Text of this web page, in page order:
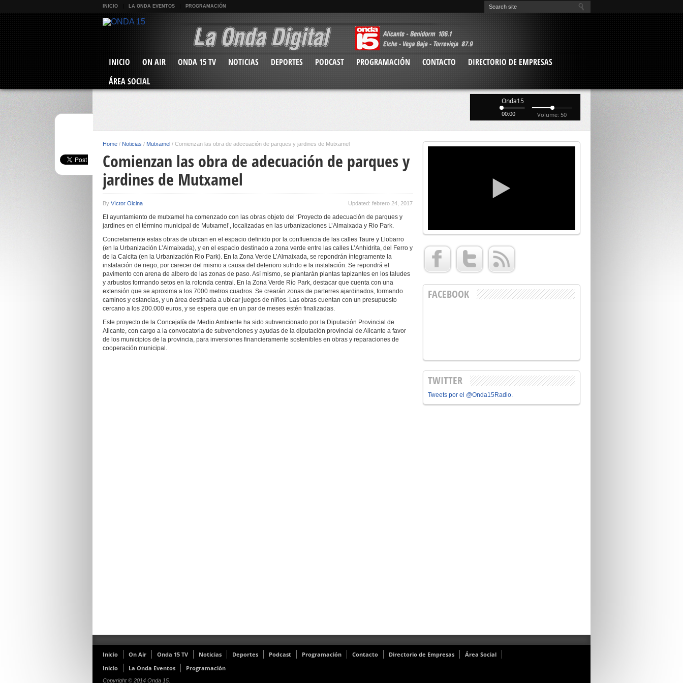
INICIO LA ONDA EVENTOS PROGRAMACIÓN
INICIO ON AIR ONDA 15 TV NOTICIAS DEPORTES PODCAST PROGRAMACIÓN CONTACTO
DIRECTORIO DE EMPRESAS
ÁREA SOCIAL
Onda15
00:00 Volume: 50
Home / Noticias / Mutxamel / Comienzan las obra de adecuación de parques y jardines de Mutxamel
Comienzan las obra de adecuación de parques y
jardines de Mutxamel
By Víctor Olcina Updated: febrero 24, 2017
El ayuntamiento de mutxamel ha comenzado con las obras objeto del ‘Proyecto de adecuación de parques y
jardines en el término municipal de Mutxamel’, localizadas en las urbanizaciones L’Almaixada y Rio Park.
Concretamente estas obras de ubican en el espacio definido por la confluencia de las calles Taure y Llobarro
(en la Urbanización L’Almaixada), y en el espacio destinado a zona verde entre las calles L’Anhidrita, del Ferro y
de la Calcita (en la Urbanización Rio Park). En la Zona Verde L’Almaixada, se repondrán íntegramente la
instalación de riego, por carecer del mismo a causa del deterioro sufrido e la instalación. Se repondrá el
pavimento con arena de albero de las zonas de paso. Así mismo, se plantarán plantas tapizantes en los taludes
y arbustos formando setos en la rotonda central. En la Zona Verde Río Park, destacar que cuenta con una
extensión que se aproxima a los 7000 metros cuadros. Se crearán zonas de parterres ajardinados, formando
caminos y estancias, y un área destinada a ubicar juegos de niños. Las obras cuentan con un presupuesto
cercano a los 200.000 euros, y se espera que en un par de meses estén finalizadas.
Este proyecto de la Concejalía de Medio Ambiente ha sido subvencionado por la Diputación Provincial de
Alicante, con cargo a la convocatoria de subvenciones y ayudas de la diputación provincial de Alicante a favor
de los municipios de la provincia, para inversiones financieramente sostenibles en obras y reparaciones de
cooperación municipal.
FACEBOOK
TWITTER
Tweets por el @Onda15Radio.
Inicio On Air Onda 15 TV Noticias Deportes Podcast Programación Contacto Directorio de Empresas
Área Social
Inicio
La Onda Eventos Programación
Copyright © 2014 Onda 15.